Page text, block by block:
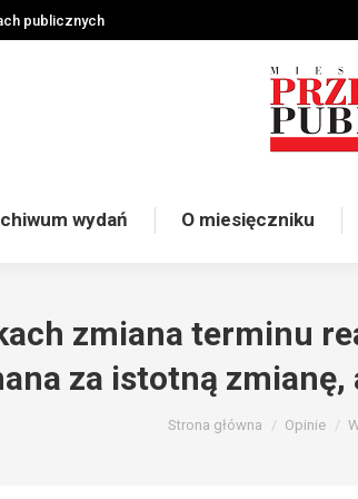
publicznych
wydań O miesięczniku
zmiana terminu
za istotną
Strona główna Opinie